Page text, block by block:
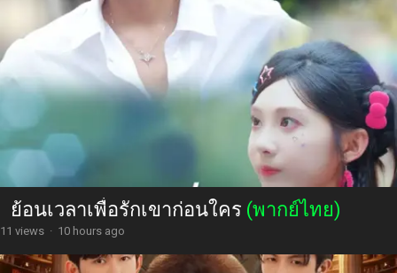
ย้อนเวลาเพื่อรักเขาก่อนใคร (พากย์ไทย)
11 views · 10 hours ago